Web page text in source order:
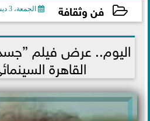
فن وثقافة الجمعة، 3 ديسمبر 2021
2021-12-03 11:44:17
اليوم.. عرض فيلم
القاهرة